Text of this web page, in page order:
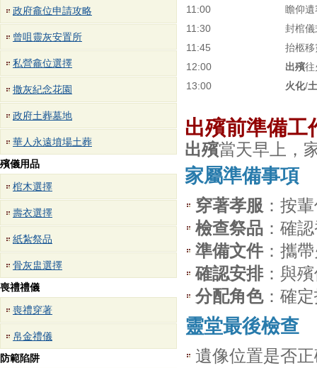
政府龕位申請攻略
曾咀靈灰安置所
私營龕位選擇
撒灰紀念花園
政府土葬墓地
華人永遠墳場土葬
殯儀用品
棺木選擇
壽衣選擇
紙紮祭品
骨灰盅選擇
喪禮禮儀
喪禮穿著
帛金禮儀
防範陷阱
11:00
瞻仰遺
11:30
封棺儀
11:45
抬柩移
12:00
出殯往
13:00
火化/
出殯前準備工
出殯當天早上，
家屬準備事項
穿著孝服 ：按
檢查祭品 ：確
準備文件：攜
確認安排：與
分配角色：確
靈堂最後檢查
遺像位置是否